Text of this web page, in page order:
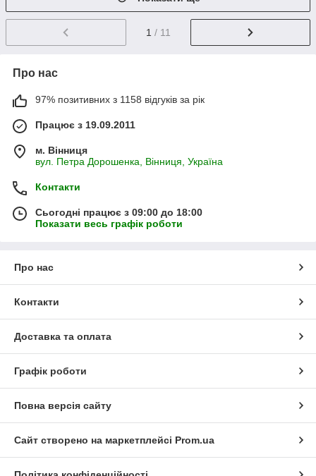
1 / 11
Про нас
97% позитивних з 1158 відгуків за рік
Працює з 19.09.2011
м. Вінниця
вул. Петра Дорошенка, Вінниця, Україна
Контакти
Сьогодні працює з 09:00 до 18:00
Показати весь графік роботи
Про нас
Контакти
Доставка та оплата
Графік роботи
Повна версія сайту
Сайт створено на маркетплейсі Prom.ua